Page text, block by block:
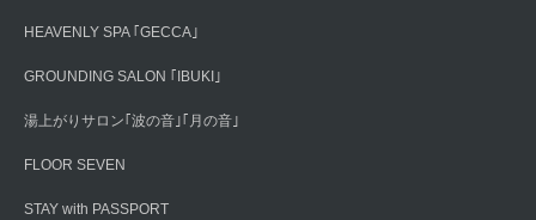
HEAVENLY SPA ｢GECCA｣
GROUNDING SALON ｢IBUKI｣
湯上がりサロン｢波の音｣｢月の音｣
FLOOR SEVEN
STAY with PASSPORT